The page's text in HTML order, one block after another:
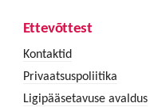
Ettevõttest
Kontaktid
Privaatsuspoliitika
Ligipääsetavuse avaldus